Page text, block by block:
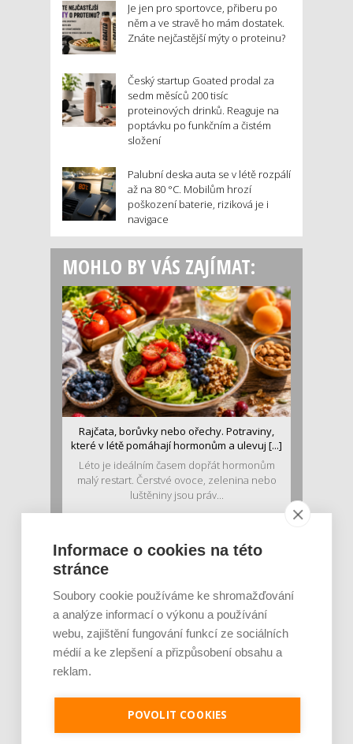
Je jen pro sportovce, přiberu po
něm a ve stravě ho mám dostatek.
Znáte nejčastější mýty o proteinu?
Český startup Goated prodal za
sedm měsíců 200 tisíc
proteinových drinků. Reaguje na
poptávku po funkčním a čistém
složení
Palubní deska auta se v létě rozpálí
až na 80 °C. Mobilům hrozí
poškození baterie, riziková je i
navigace
MOHLO BY VÁS ZAJÍMAT:
Rajčata, borůvky nebo ořechy. Potraviny,
které v létě pomáhají hormonům a ulevuj [...]
Léto je ideálním časem dopřát hormonům
malý restart. Čerstvé ovoce, zelenina nebo
luštěniny jsou práv...
Je jen pro sportovce, přiberu po něm a ve
v oblasti zdraví, výživy i dlouhověkosti. Přesto
se o ně...
Informace o cookies na této
stránce
Soubory cookie používáme ke shromažďování
a analýze informací o výkonu a používání
webu, zajištění fungování funkcí ze sociálních
médií a ke zlepšení a přizpůsobení obsahu a
reklam.
POVOLIT COOKIES